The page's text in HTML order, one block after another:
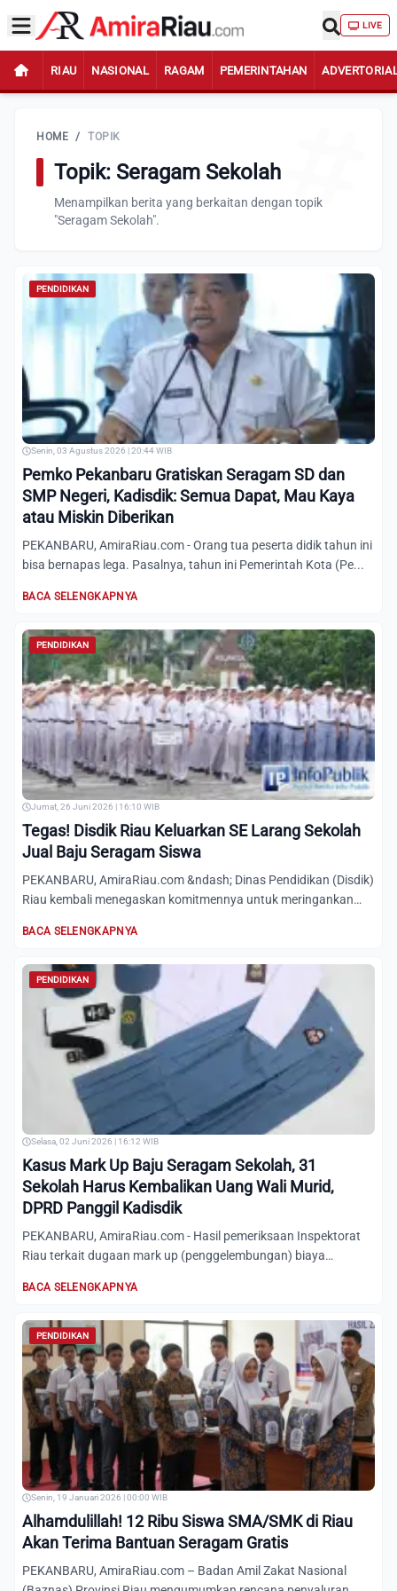
LIVE
RIAU NASIONAL RAGAM PEMERINTAHAN
HOME / TOPIK
Topik: Seragam Sekolah
Menampilkan berita yang berkaitan dengan topik
"Seragam Sekolah".
PENDIDIKAN
Senin, 03 Agustus 2026 | 20:44 WIB
Pemko Pekanbaru Gratiskan Seragam SD dan
SMP Negeri, Kadisdik: Semua Dapat, Mau Kaya
atau Miskin Diberikan
PEKANBARU, AmiraRiau.com - Orang tua peserta didik tahun ini
bisa bernapas lega. Pasalnya, tahun ini Pemerintah Kota (Pe...
BACA SELENGKAPNYA
PENDIDIKAN
Jumat, 26 Juni 2026 | 16:10 WIB
Tegas! Disdik Riau Keluarkan SE Larang Sekolah
Jual Baju Seragam Siswa
PEKANBARU, AmiraRiau.com &ndash; Dinas Pendidikan (Disdik)
Riau kembali menegaskan komitmennya untuk meringankan
BACA SELENGKAPNYA
PENDIDIKAN
Selasa, 02 Juni 2026 | 16:12 WIB
Kasus Mark Up Baju Seragam Sekolah, 31
Sekolah Harus Kembalikan Uang Wali Murid,
DPRD Panggil Kadisdik
PEKANBARU, AmiraRiau.com - Hasil pemeriksaan Inspektorat
Riau terkait dugaan mark up (penggelembungan) biaya
BACA SELENGKAPNYA
PENDIDIKAN
Senin, 19 Januari 2026 | 00:00 WIB
Alhamdulillah! 12 Ribu Siswa SMA/SMK di Riau
Akan Terima Bantuan Seragam Gratis
PEKANBARU, AmiraRiau.com – Badan Amil Zakat Nasional